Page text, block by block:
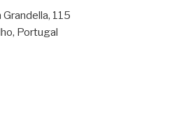
115
Portugal